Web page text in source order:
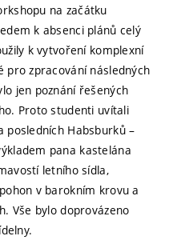
na začátku
k absenci plánů celý
k vytvoření komplexní
pro zpracování následných
jen poznání řešených
Proto studenti uvítali
posledních Habsburků –
pana kastelána
letního sídla,
v barokním krovu a
Vše bylo doprovázeno